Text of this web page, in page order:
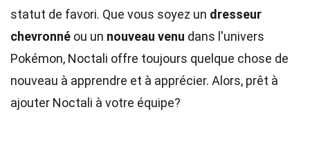
statut de favori. Que vous soyez un dresseur
chevronné ou un nouveau venu dans l'univers
Pokémon, Noctali offre toujours quelque chose de
nouveau à apprendre et à apprécier. Alors, prêt à
ajouter Noctali à votre équipe?